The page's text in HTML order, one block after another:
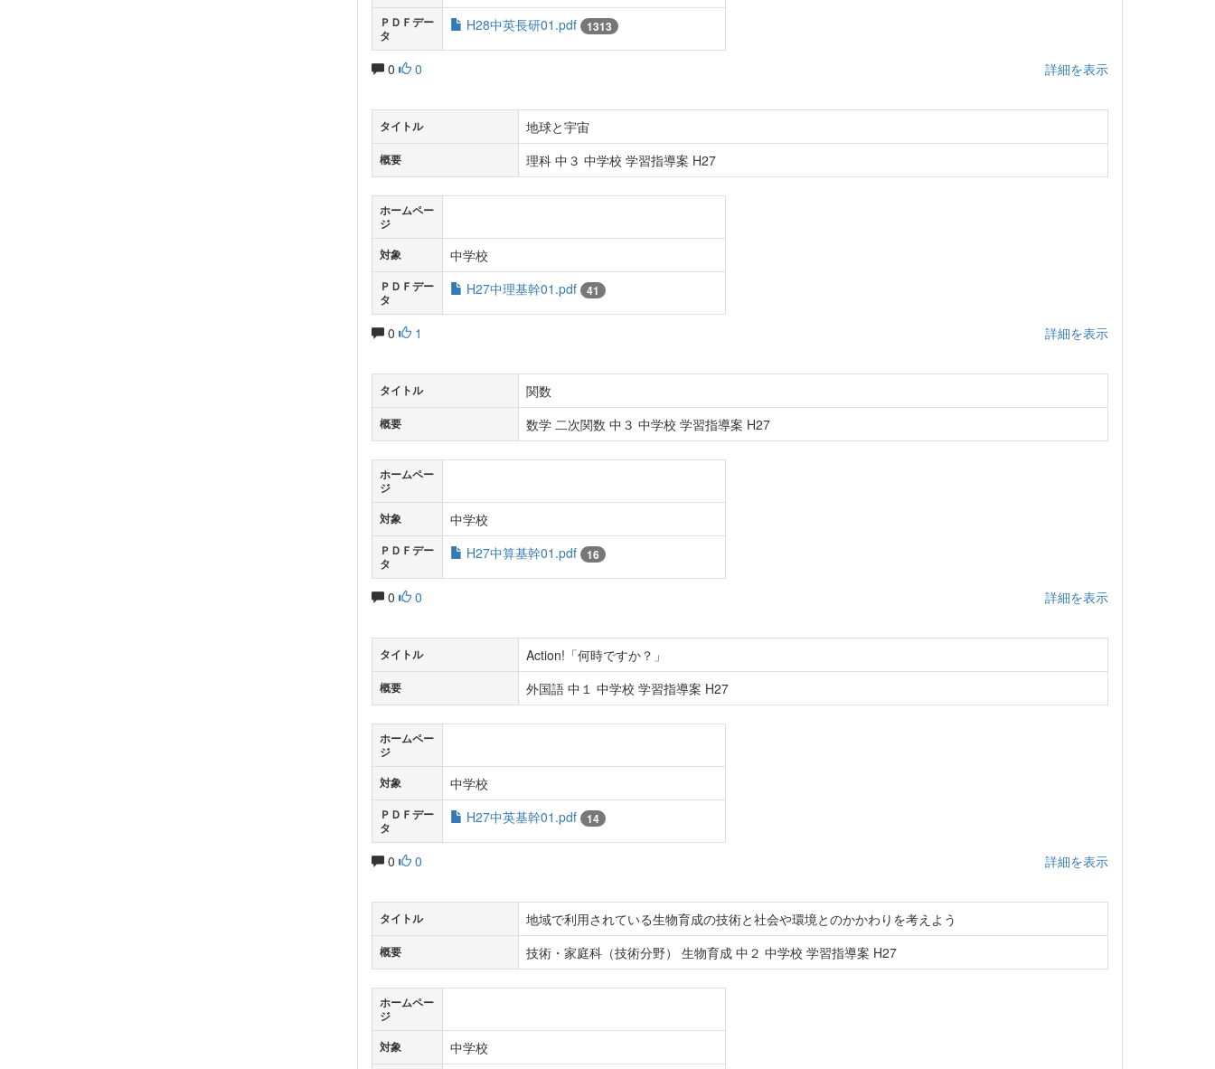
ＰＤＦデー
タ
H28中英長研01.pdf 1313
0 0 詳細を表示
タイトル 地球と宇宙
概要 理科 中３ 中学校 学習指導案 H27
ホームペー
ジ
対象
中学校
ＰＤＦデー
タ
H27中理基幹01.pdf 41
0 1 詳細を表示
タイトル 関数
概要 数学 二次関数 中３ 中学校 学習指導案 H27
ホームペー
ジ
対象
中学校
ＰＤＦデー
タ
H27中算基幹01.pdf 16
0 0 詳細を表示
タイトル Action!「何時ですか？」
概要 外国語 中１ 中学校 学習指導案 H27
ホームペー
ジ
対象
中学校
ＰＤＦデー
タ
H27中英基幹01.pdf 14
0 0 詳細を表示
タイトル 地域で利用されている生物育成の技術と社会や環境とのかかわりを考えよう
概要 技術・家庭科（技術分野） 生物育成 中２ 中学校 学習指導案 H27
ホームペー
ジ
対象
中学校